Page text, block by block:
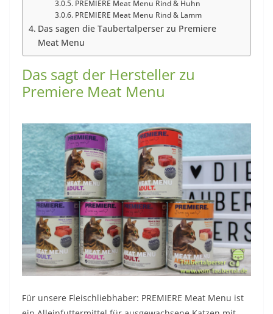
PREMIERE Meat Menu Rind & Huhn
PREMIERE Meat Menu Rind & Lamm
Das sagen die Taubertalperser zu Premiere
Meat Menu
Das sagt der Hersteller zu
Premiere Meat Menu
Für unsere Fleischliebhaber: PREMIERE Meat Menu ist